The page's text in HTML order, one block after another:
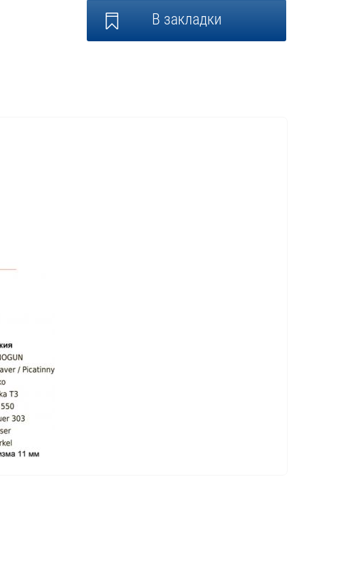
В закладки